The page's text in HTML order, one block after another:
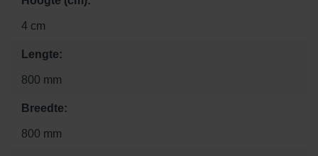
4 cm
Lengte:
800 mm
Breedte:
800 mm